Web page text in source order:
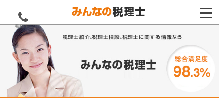
電話をする